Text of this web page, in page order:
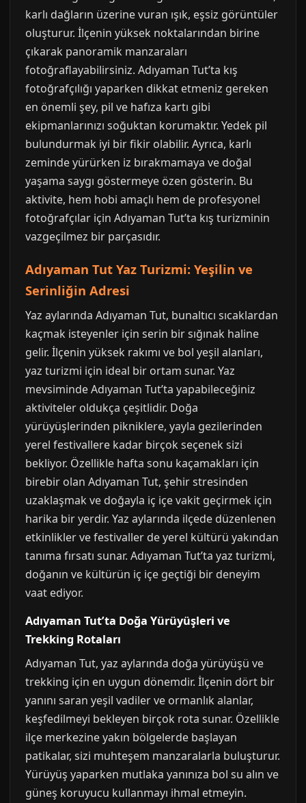
karlı dağların üzerine vuran ışık, eşsiz görüntüler
oluşturur. İlçenin yüksek noktalarından birine
çıkarak panoramik manzaraları
fotoğraflayabilirsiniz. Adıyaman Tut’ta kış
fotoğrafçılığı yaparken dikkat etmeniz gereken
en önemli şey, pil ve hafıza kartı gibi
ekipmanlarınızı soğuktan korumaktır. Yedek pil
bulundurmak iyi bir fikir olabilir. Ayrıca, karlı
zeminde yürürken iz bırakmamaya ve doğal
yaşama saygı göstermeye özen gösterin. Bu
aktivite, hem hobi amaçlı hem de profesyonel
fotoğrafçılar için Adıyaman Tut’ta kış turizminin
vazgeçilmez bir parçasıdır.
Adıyaman Tut Yaz Turizmi: Yeşilin ve
Serinliğin Adresi
Yaz aylarında Adıyaman Tut, bunaltıcı sıcaklardan
kaçmak isteyenler için serin bir sığınak haline
gelir. İlçenin yüksek rakımı ve bol yeşil alanları,
yaz turizmi için ideal bir ortam sunar. Yaz
mevsiminde Adıyaman Tut’ta yapabileceğiniz
aktiviteler oldukça çeşitlidir. Doğa
yürüyüşlerinden pikniklere, yayla gezilerinden
yerel festivallere kadar birçok seçenek sizi
bekliyor. Özellikle hafta sonu kaçamakları için
birebir olan Adıyaman Tut, şehir stresinden
uzaklaşmak ve doğayla iç içe vakit geçirmek için
harika bir yerdir. Yaz aylarında ilçede düzenlenen
etkinlikler ve festivaller de yerel kültürü yakından
tanıma fırsatı sunar. Adıyaman Tut’ta yaz turizmi,
doğanın ve kültürün iç içe geçtiği bir deneyim
vaat ediyor.
Adıyaman Tut’ta Doğa Yürüyüşleri ve
Trekking Rotaları
Adıyaman Tut, yaz aylarında doğa yürüyüşü ve
trekking için en uygun dönemdir. İlçenin dört bir
yanını saran yeşil vadiler ve ormanlık alanlar,
keşfedilmeyi bekleyen birçok rota sunar. Özellikle
ilçe merkezine yakın bölgelerde başlayan
patikalar, sizi muhteşem manzaralarla buluşturur.
Yürüyüş yaparken mutlaka yanınıza bol su alın ve
güneş koruyucu kullanmayı ihmal etmeyin.